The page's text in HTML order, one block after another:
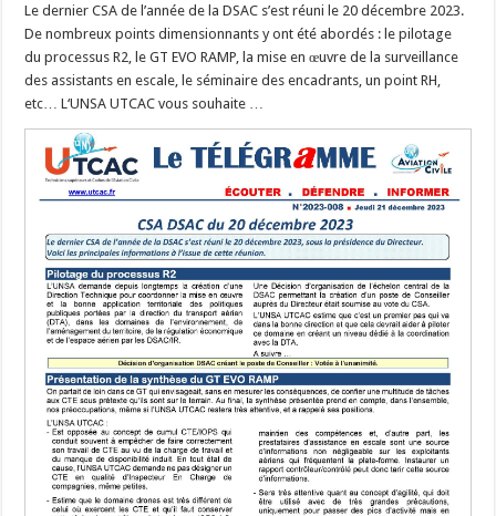
Le dernier CSA de l’année de la DSAC s’est réuni le 20 décembre 2023.
De nombreux points dimensionnants y ont été abordés : le pilotage
du processus R2, le GT EVO RAMP, la mise en œuvre de la surveillance
des assistants en escale, le séminaire des encadrants, un point RH,
etc… L‘UNSA UTCAC vous souhaite …